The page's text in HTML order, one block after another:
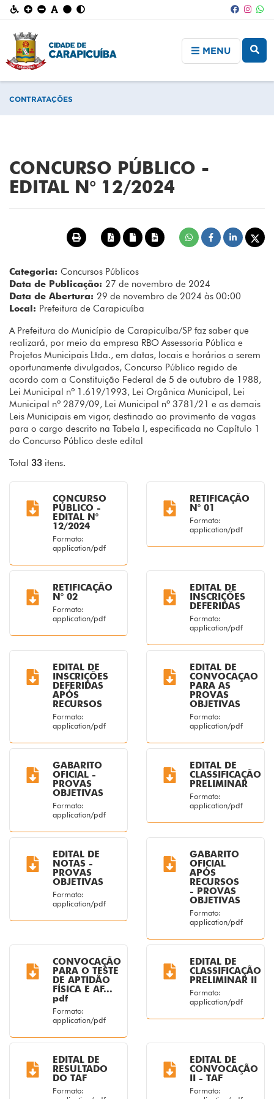
MENU
CONTRATAÇÕES
CONCURSO PÚBLICO -
EDITAL N° 12/2024
Categoria: Concursos Públicos
Data de Publicação: 27 de novembro de 2024
Data de Abertura: 29 de novembro de 2024 às 00:00
Local: Prefeitura de Carapicuíba
A Prefeitura do Município de Carapicuíba/SP faz saber que
realizará, por meio da empresa RBO Assessoria Pública e
Projetos Municipais Ltda., em datas, locais e horários a serem
oportunamente divulgados, Concurso Público regido de
acordo com a Constituição Federal de 5 de outubro de 1988,
Lei Municipal nº 1.619/1993, Lei Orgânica Municipal, Lei
Municipal nº 2879/09, Lei Municipal nº 3781/21 e as demais
Leis Municipais em vigor, destinado ao provimento de vagas
para o cargo descrito na Tabela I, especificada no Capítulo 1
do Concurso Público deste edital
Total 33 itens.
CONCURSO
PÚBLICO -
EDITAL N°
12/2024
Formato:
application/pdf
RETIFICAÇÃO
N° 01
Formato:
application/pdf
RETIFICAÇÃO
N° 02
Formato:
application/pdf
EDITAL DE
INSCRIÇÕES
DEFERIDAS
Formato:
application/pdf
EDITAL DE
INSCRIÇÕES
DEFERIDAS
APÓS
RECURSOS
Formato:
application/pdf
EDITAL DE
CONVOCAÇAO
PARA AS
PROVAS
OBJETIVAS
Formato:
application/pdf
GABARITO
OFICIAL -
PROVAS
OBJETIVAS
Formato:
application/pdf
EDITAL DE
CLASSIFICAÇÃO
PRELIMINAR
Formato:
application/pdf
EDITAL DE
NOTAS -
PROVAS
OBJETIVAS
Formato:
application/pdf
GABARITO
OFICIAL
APÓS
RECURSOS
- PROVAS
OBJETIVAS
Formato:
application/pdf
CONVOCAÇÃO
PARA O TESTE
DE APTIDÃO
FÍSICA E AF...
pdf
Formato:
application/pdf
EDITAL DE
CLASSIFICAÇÃO
PRELIMINAR II
Formato:
application/pdf
EDITAL DE
RESULTADO
DO TAF
Formato:
EDITAL DE
CONVOCAÇÃO
II - TAF
Formato: